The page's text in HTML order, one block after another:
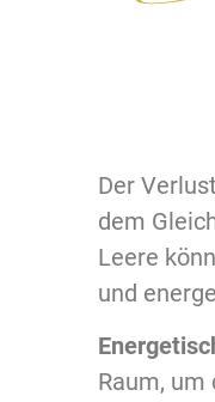
Der
dem
Leere
und
Raum,